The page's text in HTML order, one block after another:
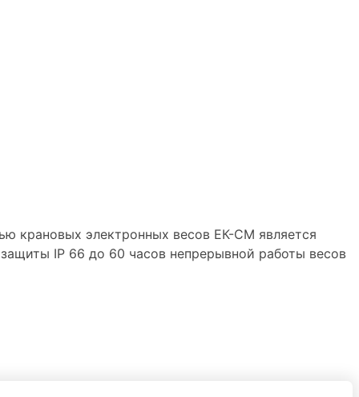
крановых электронных весов ЕК-СМ является
IP 66 до 60 часов непрерывной работы весов